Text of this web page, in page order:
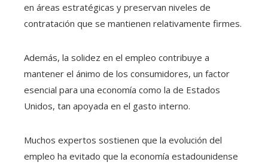
en áreas estratégicas y preservan niveles de
contratación que se mantienen relativamente firmes.
Además, la solidez en el empleo contribuye a
mantener el ánimo de los consumidores, un factor
esencial para una economía como la de Estados
Unidos, tan apoyada en el gasto interno.
Muchos expertos sostienen que la evolución del
empleo ha evitado que la economía estadounidense